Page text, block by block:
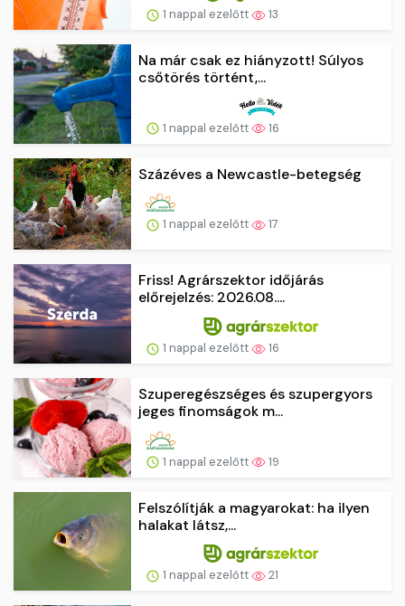
1 nappal ezelőtt 13
Na már csak ez hiányzott! Súlyos
csőtörés történt,...
1 nappal ezelőtt 16
Százéves a Newcastle-betegség
1 nappal ezelőtt 17
Friss! Agrárszektor időjárás
előrejelzés: 2026.08....
1 nappal ezelőtt 16
Szuperegészséges és szupergyors
jeges finomságok m...
1 nappal ezelőtt 19
Felszólítják a magyarokat: ha ilyen
halakat látsz,...
1 nappal ezelőtt 21